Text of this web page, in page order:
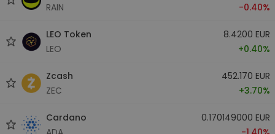
RAIN
-0.40%
LEO Token
LEO
8.4200 EUR
+0.40%
Zcash
ZEC
452.170 EUR
+3.70%
Cardano
0.170149000 EUR